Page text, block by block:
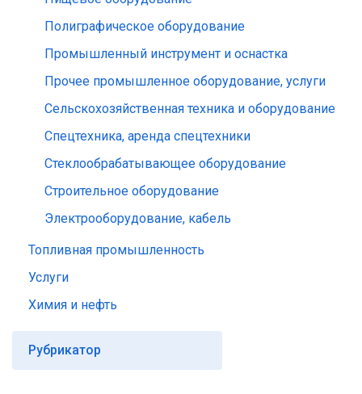
Полиграфическое оборудование
Промышленный инструмент и оснастка
Прочее промышленное оборудование, услуги
Сельскохозяйственная техника и оборудование
Спецтехника, аренда спецтехники
Стеклообрабатывающее оборудование
Строительное оборудование
Электрооборудование, кабель
Топливная промышленность
Услуги
Химия и нефть
Рубрикатор